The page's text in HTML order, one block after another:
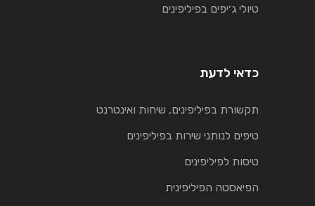
טיולי ג׳יפים בפיליפינים
כדאי לדעת
תקשורת בפיליפינים, שיחות ואינטרנט
טיפים לנותני שירות בפיליפינים
טיסות לפיליפינים
הפיאסטה הפיליפינית